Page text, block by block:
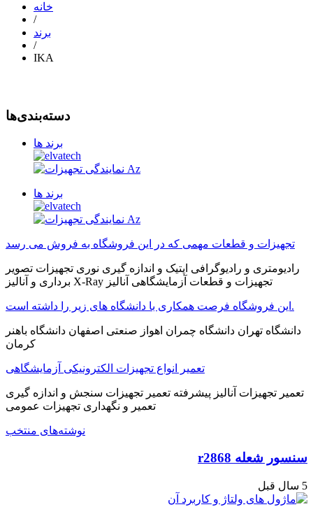
خانه
/
برند
/
IKA
دسته‌بندی‌ها
برند ها
برند ها
تجهیزات و قطعات مهمی که در این فروشگاه به فروش می رسد
رادیومتری و رادیوگرافی اپتیک و اندازه گیری نوری تجهیزات تصویر
برداری و آنالیز X-Ray تجهیزات و قطعات آزمایشگاهی آنالیز
این فروشگاه فرصت همکاری با دانشگاه های زیر را داشته است.
دانشگاه تهران دانشگاه چمران اهواز صنعتی اصفهان دانشگاه باهنر
کرمان
تعمیر انواع تجهیزات الکترونیکی آزمایشگاهی
تعمیر تجهیزات آنالیز پیشرفته تعمیر تجهیزات سنجش و اندازه گیری
تعمیر و نگهداری تجهیزات عمومی
نوشته‌های منتخب
سنسور شعله r2868
5 سال قبل